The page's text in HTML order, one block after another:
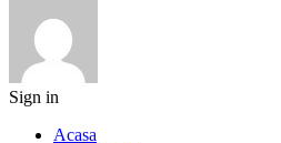
Sign in
Acasa